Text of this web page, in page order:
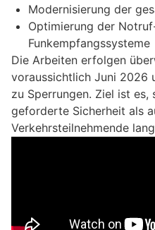
Modernisierung der
Optimierung der
Funkempfangssysteme
Die Arbeiten erfolgen
voraussichtlich Juni 2026
zu Sperrungen. Ziel ist
geforderte Sicherheit als
Verkehrsteilnehmende